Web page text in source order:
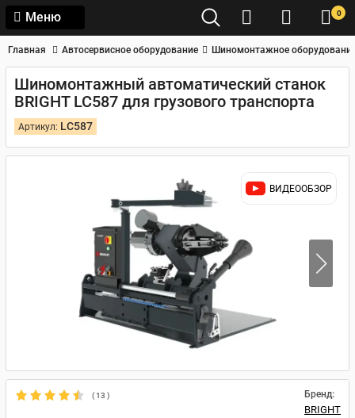
Меню 0
Главная Автосервисное оборудование Шиномонтажное
Шиномонтажный автоматический станок
BRIGHT LC587 для грузового транспорта
Артикул: LC587
ВИДЕООБЗОР
(13 ) Бренд:
BRIGHT